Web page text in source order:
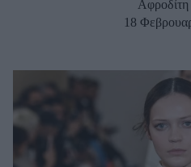
Beauty - Ομορφιά
Μαλλιά - Νύχια
Μακιγιάζ
Beauty News
Well being
18